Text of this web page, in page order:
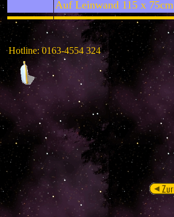
Auf Leinwand 115 x 75cm
Hotline: 0163-4554 324